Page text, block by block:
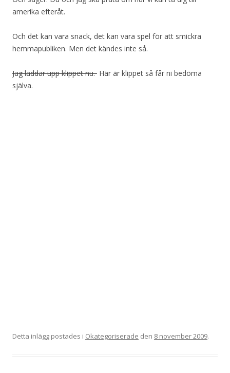
amerika efteråt.
Och det kan vara snack, det kan vara spel för att smickra
hemmapubliken. Men det kändes inte så.
Jag laddar upp klippet nu. Här är klippet så får ni bedöma
själva.
Detta inlägg postades i Okategoriserade den 8 november 2009.